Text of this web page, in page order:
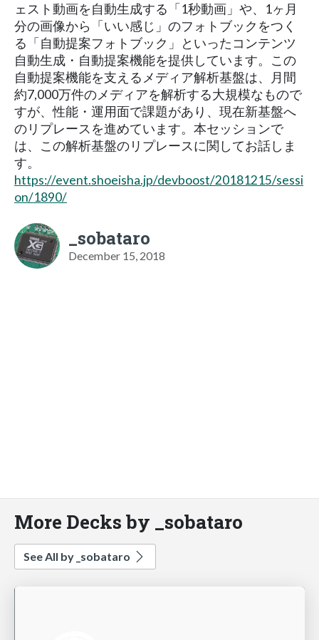
ェスト動画を自動生成する「1秒動画」や、1ヶ月
分の画像から「いい感じ」のフォトブックをつく
る「自動提案フォトブック」といったコンテンツ
自動生成・自動提案機能を提供しています。この
自動提案機能を支えるメディア解析基盤は、月間
約7,000万件のメディアを解析する大規模なもので
すが、性能・運用面で課題があり、現在新基盤へ
のリプレースを進めています。本セッションで
は、この解析基盤のリプレースに関してお話しま
す。
https://event.shoeisha.jp/devboost/20181215/sessi
on/1890/
_sobataro
December 15, 2018
More Decks by _sobataro
See All by _sobataro